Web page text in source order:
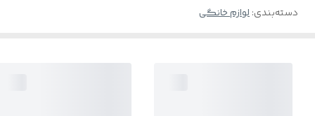
دسته‌بندی:لوازم خانگی